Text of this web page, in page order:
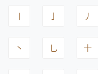
丨 亅 丿
丶 乚 十